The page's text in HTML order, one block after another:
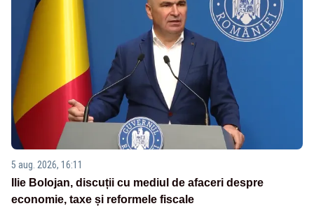
5 aug. 2026, 16:11
Ilie Bolojan, discuții cu mediul de afaceri despre
economie, taxe și reformele fiscale